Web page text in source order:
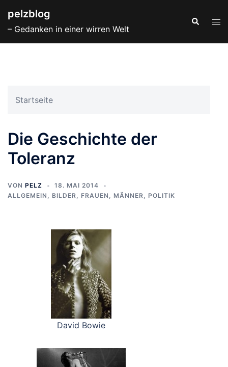
Inhalt
springen
pelzblog
– Gedanken in einer wirren Welt
Suche
Startseite
Die Geschichte der
Toleranz
VON PELZ
18. MAI 2014
ALLGEMEIN , BILDER, FRAUEN , MÄNNER, POLITIK
David Bowie